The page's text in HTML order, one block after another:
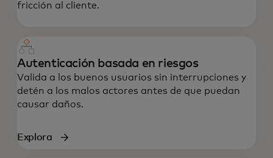
fricción al cliente.
Autenticación basada en riesgos
Valida a los buenos usuarios sin interrupciones y
detén a los malos actores antes de que puedan
causar daños.
Explora